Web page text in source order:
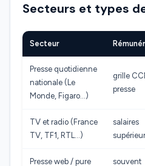
Secteurs et types
Secteur
Presse quotidienne
nationale (Le
Monde, Figaro…)
grille
presse
TV et radio (France
TV, TF1, RTL…)
salaires
Presse web / pure
souvent